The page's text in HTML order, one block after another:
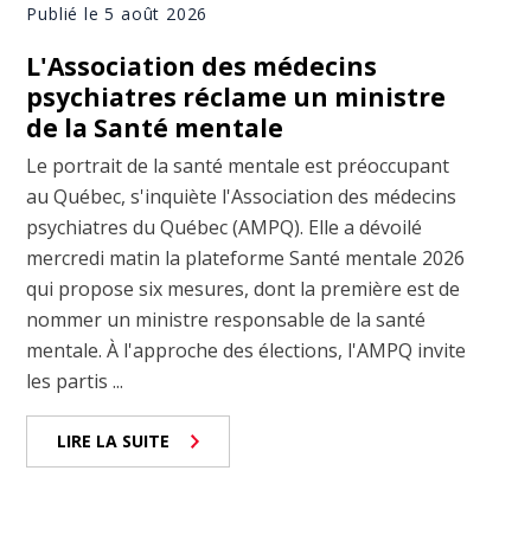
Publié le 5 août 2026
L'Association des médecins
psychiatres réclame un ministre
de la Santé mentale
Le portrait de la santé mentale est préoccupant
au Québec, s'inquiète l'Association des médecins
psychiatres du Québec (AMPQ). Elle a dévoilé
mercredi matin la plateforme Santé mentale 2026
qui propose six mesures, dont la première est de
nommer un ministre responsable de la santé
mentale. À l'approche des élections, l'AMPQ invite
les partis ...
LIRE LA SUITE